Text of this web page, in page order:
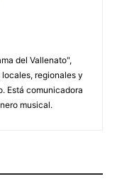
del Vallenato",
regionales y
Está comunicadora
musical.